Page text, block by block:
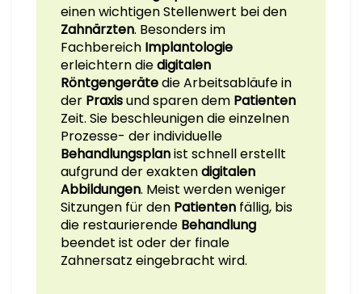
einen wichtigen Stellenwert bei den
Zahnärzten. Besonders im
Fachbereich Implantologie
erleichtern diedigitalen
Röntgengerätedie Arbeitsabläufe in
der Praxisund sparen dem Patienten
Zeit. Sie beschleunigen die einzelnen
Prozesse- der individuelle
Behandlungsplanist schnell erstellt
aufgrund der exaktendigitalen
Abbildungen. Meist werden weniger
Sitzungen für den Patienten fällig, bis
die restaurierende Behandlung
beendet ist oder der finale
Zahnersatz eingebracht wird.